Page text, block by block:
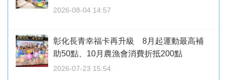
2026-08-04 14:57
彰化長青幸福卡再升級 8月起運動最高補
助50點、10月農漁會消費折抵200點
2026-07-23 15:54